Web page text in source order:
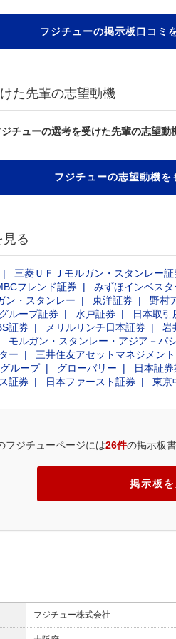
フジチューの掲示板口コミ
た先輩の志望動機
ジチューの選考を受けた先輩の志望動
フジチューの志望動機を
る
三菱ＵＦＪモルガン・スタンレー証
フレンド証券 みずほインベスタ
ン・スタンレー 東洋証券 野村
ループ証券 水戸証券 日本取引
証券 メリルリンチ日本証券 岩
モルガン・スタンレー・アジア－パ
ー 三井住友アセットマネジメント
ループ グローバリー 日本証
証券 日本ファースト証券 東京
フジチューページには26件の掲示板
掲示板を
フジチュー株式会社